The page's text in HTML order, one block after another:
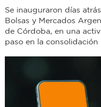
Se inauguraron días
Bolsas y Mercados
de Córdoba, en una
paso en la consolidación